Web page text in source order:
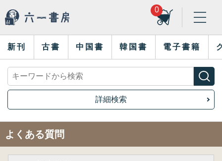
0
新刊 古書 中国書 韓国書 電子書籍
詳細検索
よくある質問